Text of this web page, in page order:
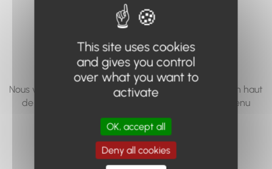
accéder n'existe
pas... ou plus.
Nous vous invitons à utiliser le moteur de recherche en haut
de page, ou à utiliser le menu pour trouver le contenu
recherché.
Retour à l'accueil
This site uses cookies
and gives you control
over what you want to
activate
OK, accept all
Deny all cookies